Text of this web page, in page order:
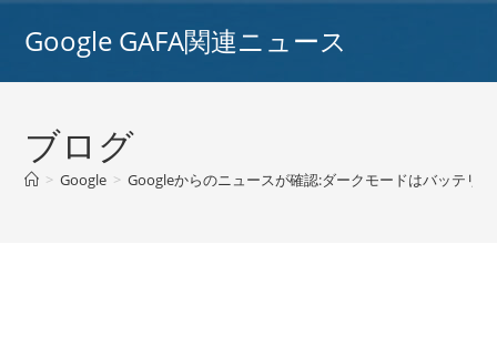
Google GAFA関連ニュース
ブログ
> Google > Googleからのニュースが確認:ダークモードはバッテリ